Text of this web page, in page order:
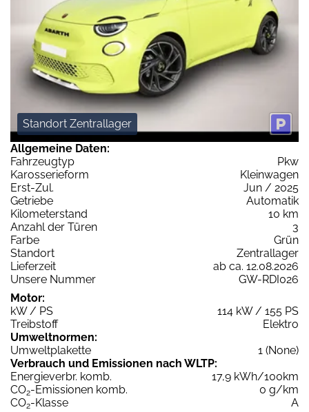
Standort Zentrallager
Allgemeine Daten:
Fahrzeugtyp
Pkw
Karosserieform
Kleinwagen
Erst-Zul.
Jun / 2025
Getriebe
Automatik
Kilometerstand
10 km
Anzahl der Türen
3
Farbe
Grün
Standort
Zentrallager
Lieferzeit
ab ca. 12.08.2026
Unsere Nummer
GW-RDI026
Motor:
kW / PS
114 kW / 155 PS
Treibstoff
Elektro
Umweltnormen:
Umweltplakette
1 (None)
Verbrauch und Emissionen nach WLTP:
Energieverbr. komb.
17,9 kWh/100km
CO2-Emissionen komb.
0 g/km
CO2-Klasse
A